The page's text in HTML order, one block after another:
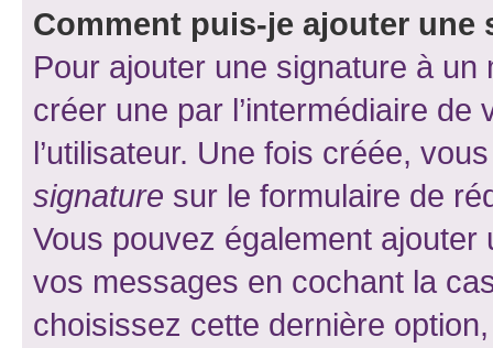
Comment puis-je ajouter une
Pour ajouter une signature à un
créer une par l’intermédiaire
l’utilisateur. Une fois créée,
signature sur le formulaire de
Vous pouvez également
vos messages en cochant la
choisissez cette dernière